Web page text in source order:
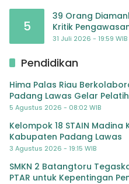
5
39 Orang
Kritik
Masyarakat
31 Juli 2026 - 19:59 WIB
Pendidikan
Hima Palas Riau
Padang Lawas Gelar
Padang Lawas
5 Agustus 2026 - 08:02 WIB
Kelompok 18 STAIN Madina
Kabupaten Padang Lawas
3 Agustus 2026 - 19:15 WIB
SMKN 2 Batangtoru
PTAR untuk Kepentingan